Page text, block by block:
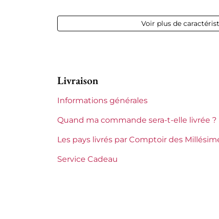
Volume 12,50 %
Niveau
Etiquette
Voir plus de
Livraison
Informations générales
Quand ma commande sera-t-elle livrée ?
Les pays livrés par Comptoir des
Service Cadeau